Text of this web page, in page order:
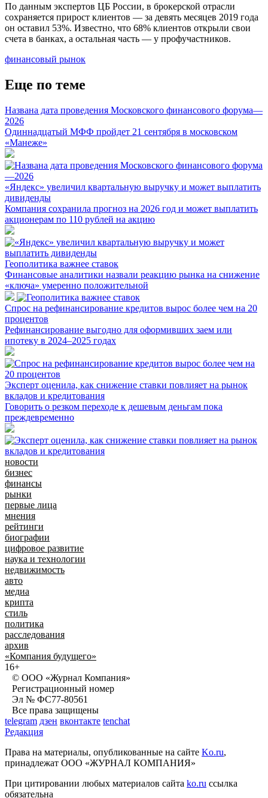
По данным экспертов ЦБ России, в брокерской отрасли
сохраняется прирост клиентов — за девять месяцев 2019 года
он оставил 53%. Известно, что 68% клиентов открыли свои
счета в банках, а остальная часть — у профучастников.
финансовый рынок
Еще по теме
Названа дата проведения Московского финансового форума—
2026
Одиннадцатый МФФ пройдет 21 сентября в московском
«Манеже»
«Яндекс» увеличил квартальную выручку и может выплатить
дивиденды
Компания сохранила прогноз на 2026 год и может выплатить
акционерам по 110 рублей на акцию
Геополитика важнее ставок
Финансовые аналитики назвали реакцию рынка на снижение
«ключа» умеренно положительной
Спрос на рефинансирование кредитов вырос более чем на 20
процентов
Рефинансирование выгодно для оформивших заем или
ипотеку в 2024–2025 годах
Эксперт оценила, как снижение ставки повлияет на рынок
вкладов и кредитования
Говорить о резком переходе к дешевым деньгам пока
преждевременно
новости
бизнес
финансы
рынки
первые лица
мнения
рейтинги
биографии
цифровое развитие
наука и технологии
недвижимость
авто
медиа
крипта
стиль
политика
расследования
архив
«Компания будущего»
16+
© ООО «Журнал Компания»
Регистрационный номер
Эл № ФС77-80561
Все права защищены
telegram дзен вконтакте tenchat
Редакция
Права на материалы, опубликованные на сайте Ko.ru,
принадлежат ООО «ЖУРНАЛ КОМПАНИЯ»
При цитировании любых материалов сайта ko.ru ссылка
обязательна